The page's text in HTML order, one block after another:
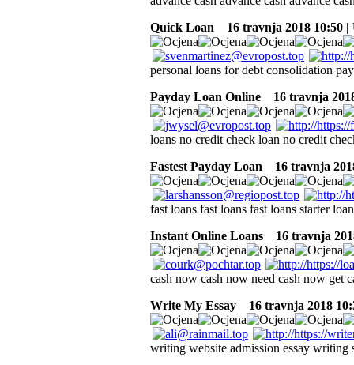
Quick Loan
16 travnja 2018 10:50 |
personal loans for debt consolidation
Payday Loan Online
16 travnja
loans no credit check loan no credit
Fastest Payday Loan
16 travnja
fast loans fast loans fast loans starter
Instant Online Loans
16 travnja
cash now cash now need cash now get
Write My Essay
16 travnja 2018
writing website admission essay